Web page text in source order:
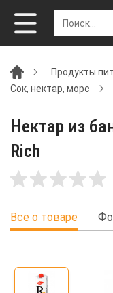
Продукты
Сок, нектар, морс
Нектар из
Rich
Все о товаре